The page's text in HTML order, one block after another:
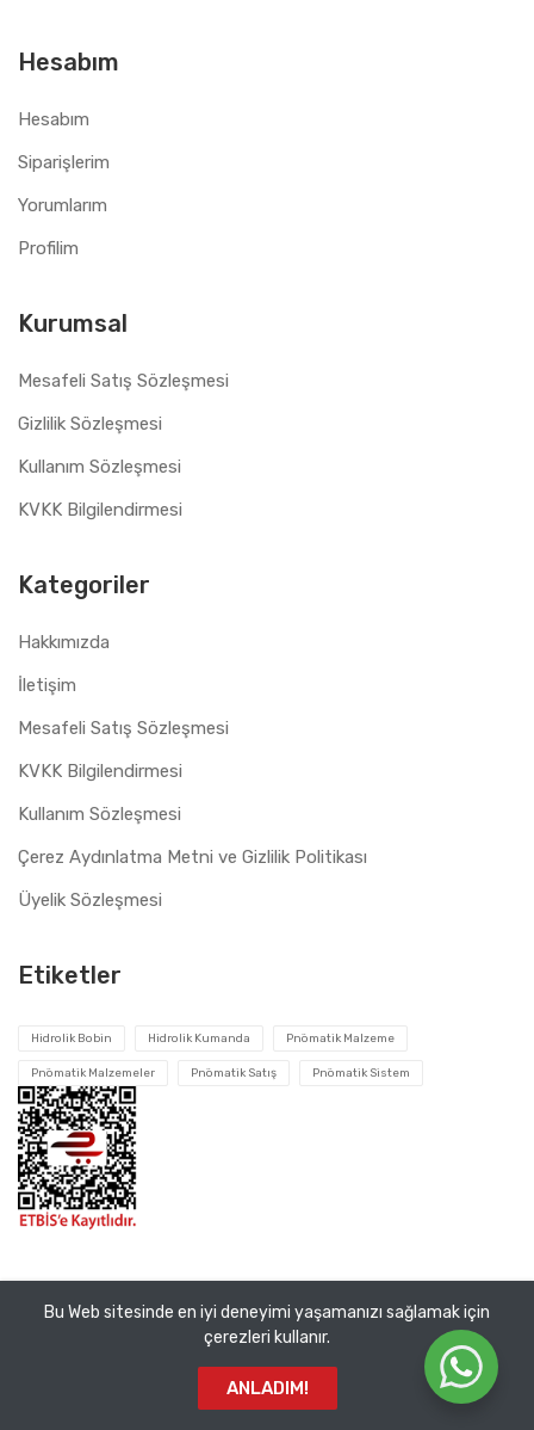
Hesabım
Hesabım
Siparişlerim
Yorumlarım
Profilim
Kurumsal
Mesafeli Satış Sözleşmesi
Gizlilik Sözleşmesi
Kullanım Sözleşmesi
KVKK Bilgilendirmesi
Kategoriler
Hakkımızda
İletişim
Mesafeli Satış Sözleşmesi
KVKK Bilgilendirmesi
Kullanım Sözleşmesi
Çerez Aydınlatma Metni ve Gizlilik Politikası
Üyelik Sözleşmesi
Etiketler
Hidrolik Bobin Hidrolik Kumanda Pnömatik Malzeme
Pnömatik Malzemeler Pnömatik Satış Pnömatik Sistem
Tüm hakları saklıdır © Pnomatik Valf2026. VEMA Pnömatik
San. ve Tic. A.Ş.
Bu Web sitesinde en iyi deneyimi yaşamanızı sağlamak için
çerezleri kullanır.
ANLADIM!